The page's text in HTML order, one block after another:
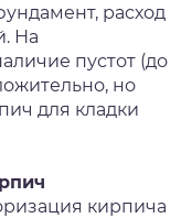
расход
На
пустот (до
но
для кладки
кирпича